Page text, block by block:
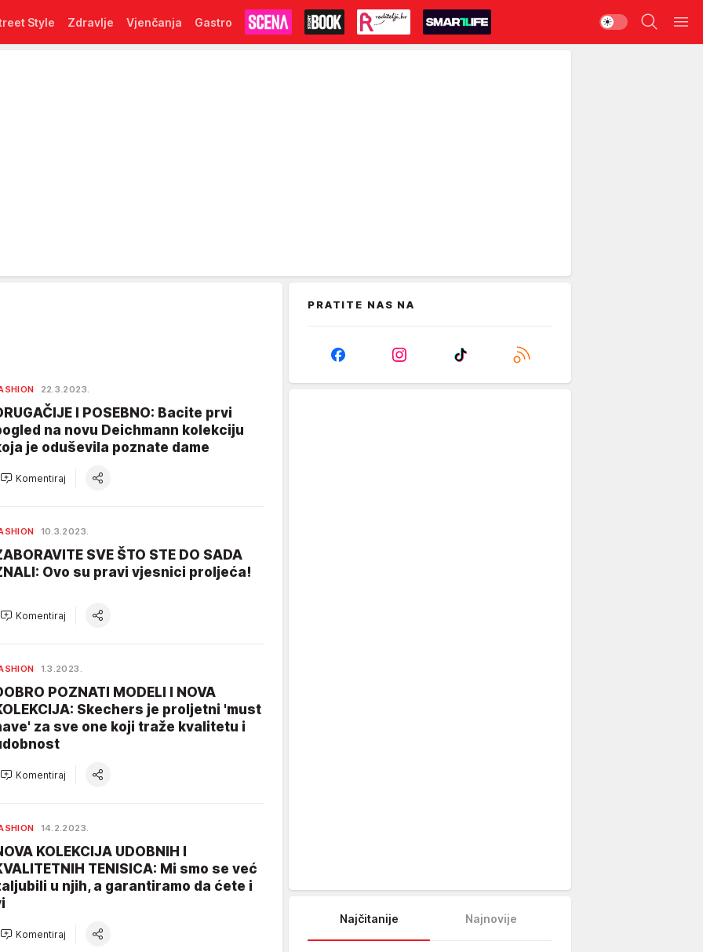
Style Zdravlje Vjenčanja Gastro
22.3.2023.
I POSEBNO: Bacite prvi
na novu Deichmann kolekciju
je oduševila poznate dame
Komentiraj
10.3.2023.
SVE ŠTO STE DO SADA
Ovo su pravi vjesnici proljeća!
Komentiraj
1.3.2023.
POZNATI MODELI I NOVA
Skechers je proljetni 'must
za sve one koji traže kvalitetu i
Komentiraj
14.2.2023.
KOLEKCIJA UDOBNIH I
TENISICA: Mi smo se već
u njih, a garantiramo da ćete i
Komentiraj
PRATITE NAS NA
Najčitanije Najnovije